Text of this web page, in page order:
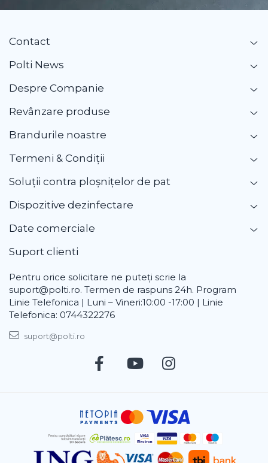
Contact
Polti News
Despre Companie
Revânzare produse
Brandurile noastre
Termeni & Condiții
Soluții contra ploșnițelor de pat
Dispozitive dezinfectare
Date comerciale
Suport clienti
Pentru orice solicitare ne puteți scrie la
suport@polti.ro. Termen de raspuns 24h. Program
Linie Telefonica | Luni – Vineri:10:00 -17:00 | Linie
Telefonica: 0744322276
suport@polti.ro